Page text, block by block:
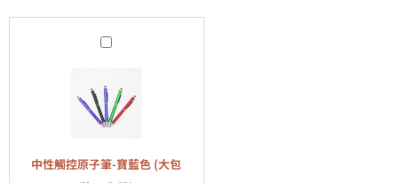
中
觸
控
子
中性觸控原子筆-寶藍色 (大包